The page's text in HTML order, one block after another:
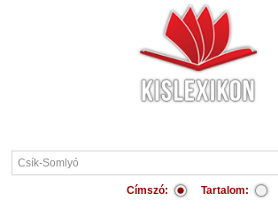
Címszó: Tartalom: